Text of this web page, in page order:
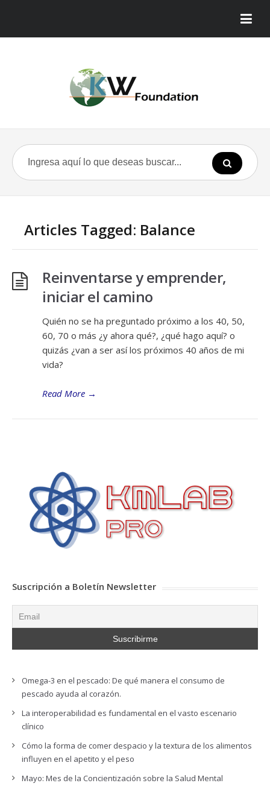
Articles Tagged: Balance
Reinventarse y emprender,
iniciar el camino
Quién no se ha preguntado próximo a los 40, 50,
60, 70 o más ¿y ahora qué?, ¿qué hago aquí? o
quizás ¿van a ser así los próximos 40 años de mi
vida?
Read More →
Suscripción a Boletín Newsletter
Omega-3 en el pescado: De qué manera el consumo de
pescado ayuda al corazón.
La interoperabilidad es fundamental en el vasto escenario
clínico
Cómo la forma de comer despacio y la textura de los alimentos
influyen en el apetito y el peso
Mayo: Mes de la Concientización sobre la Salud Mental